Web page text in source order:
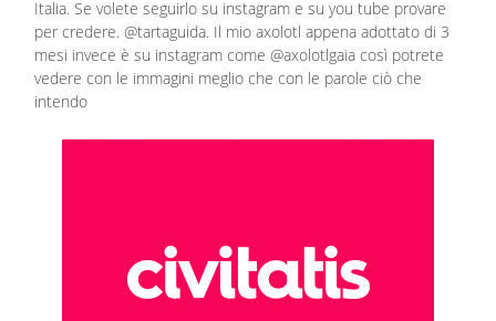
Italia. Se volete seguirlo su instagram e su you tube provare
per credere. @tartaguida. Il mio axolotl appena adottato di 3
mesi invece è su instagram come @axolotlgaia così potrete
vedere con le immagini meglio che con le parole ciò che
intendo